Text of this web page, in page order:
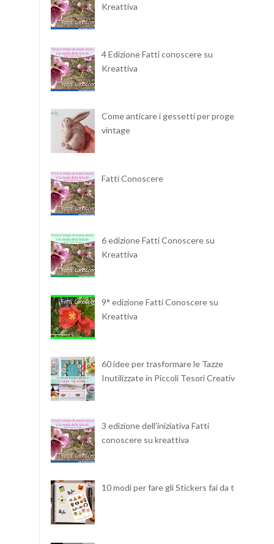
Kreattiva
4 Edizione Fatti conoscere su
Kreattiva
Come anticare i gessetti per progetti
vintage
Fatti Conoscere
6 edizione Fatti Conoscere su
Kreattiva
9° edizione Fatti Conoscere su
Kreattiva
60 idee per trasformare le Tazze
Inutilizzate in Piccoli Tesori Creativi
3 edizione dell'iniziativa Fatti
conoscere su kreattiva
10 modi per fare gli Stickers fai da te